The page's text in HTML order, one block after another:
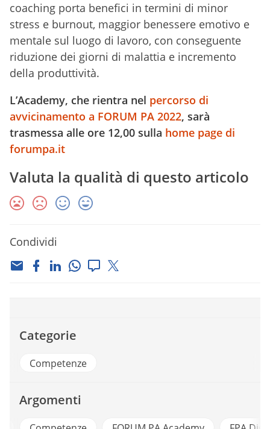
coaching porta benefici in termini di minor
stress e burnout, maggior benessere emotivo e
mentale sul luogo di lavoro, con conseguente
riduzione dei giorni di malattia e incremento
della produttività.
L’Academy, che rientra nel percorso di
avvicinamento a FORUM PA 2022, sarà
trasmessa alle ore 12,00 sulla home page di
forumpa.it
Valuta la qualità di questo articolo
Condividi
Categorie
Competenze
Argomenti